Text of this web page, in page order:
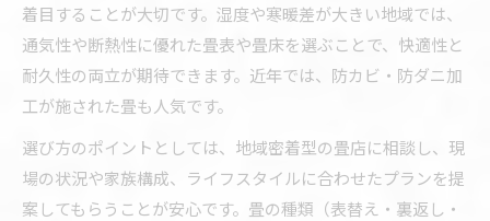
着目することが大切です。湿度や寒暖差が大きい地域では、
通気性や断熱性に優れた畳表や畳床を選ぶことで、快適性と
耐久性の両立が期待できます。近年では、防カビ・防ダニ加
工が施された畳も人気です。
選び方のポイントとしては、地域密着型の畳店に相談し、現
場の状況や家族構成、ライフスタイルに合わせたプランを提
案してもらうことが安心です。畳の種類（表替え・裏返し・